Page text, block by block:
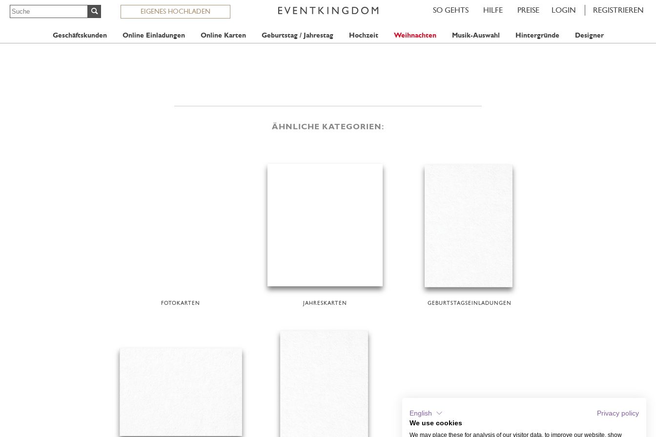
EIGENES HOCHLADEN LOGIN REGISTRIEREN
PREISE
HILFE
SO GEHTS
Geschäftskunden Online Einladungen Online Karten Geburtstag / Jahrestag Hochzeit Weihnachten Musik-Auswahl Hintergründe Designer
ÄHNLICHE KATEGORIEN:
FOTOKARTEN JAHRESKARTEN GEBURTSTAGSEINLADUNGEN
English
Privacy policy
We use cookies
We may place these for analysis of our visitor data, to improve our website, show